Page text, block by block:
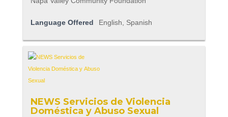
Language Offered English, Spanish
NEWS Servicios de Violencia
Doméstica y Abuso Sexual